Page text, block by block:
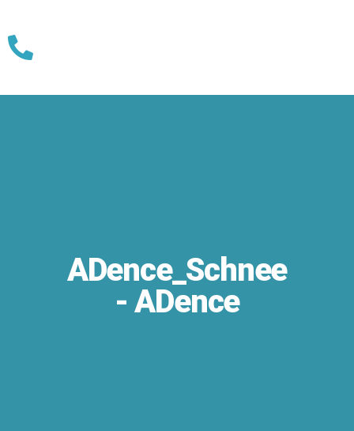
Skip
ADence_Schnee
- ADence